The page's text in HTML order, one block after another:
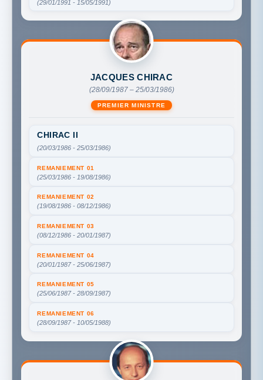
(29/01/1991 - 15/05/1991)
JACQUES CHIRAC
(28/09/1987 – 25/03/1986)
PREMIER MINISTRE
CHIRAC II
(20/03/1986 - 25/03/1986)
REMANIEMENT 01
(25/03/1986 - 19/08/1986)
REMANIEMENT 02
(19/08/1986 - 08/12/1986)
REMANIEMENT 03
(08/12/1986 - 20/01/1987)
REMANIEMENT 04
(20/01/1987 - 25/06/1987)
REMANIEMENT 05
(25/06/1987 - 28/09/1987)
REMANIEMENT 06
(28/09/1987 - 10/05/1988)